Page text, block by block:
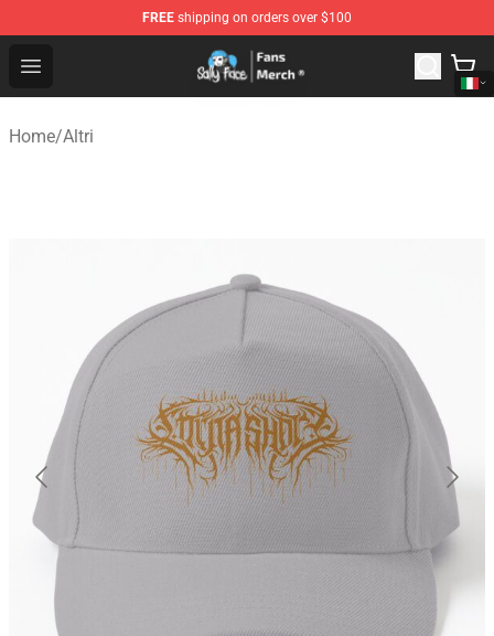
FREE shipping on orders over $100
Open menu
Sally Face Store - Official Sally Face Merchandise Shop
Home/Altri